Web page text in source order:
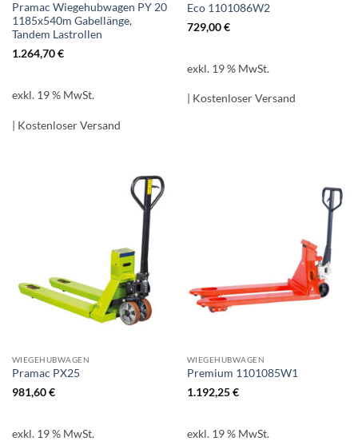
Pramac Wiegehubwagen PY 20
1185x540m Gabellänge,
Tandem Lastrollen
1.264,70€
exkl. 19 % MwSt.
| Kostenloser Versand
Eco 1101086W2
729,00€
exkl. 19 % MwSt.
| Kostenloser Versand
WIEGEHUBWAGEN
Pramac PX25
981,60€
exkl. 19 % MwSt.
WIEGEHUBWAGEN
Premium 1101085W1
1.192,25€
exkl. 19 % MwSt.